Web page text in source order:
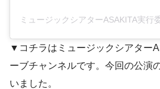
▼コチラはミュージックシアター
ーブチャンネルです。今回の公演
いました。